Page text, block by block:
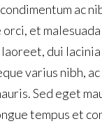
ac
et
dui
varius nibh,
Sed eget
tempus et